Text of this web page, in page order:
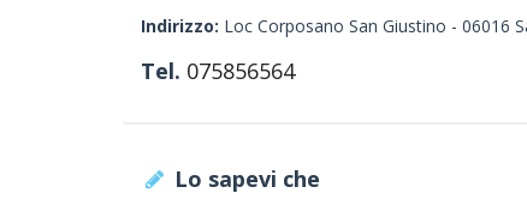
Indirizzo: Loc Corposano San Giustino - 06016
Tel. 075856564
Lo sapevi che